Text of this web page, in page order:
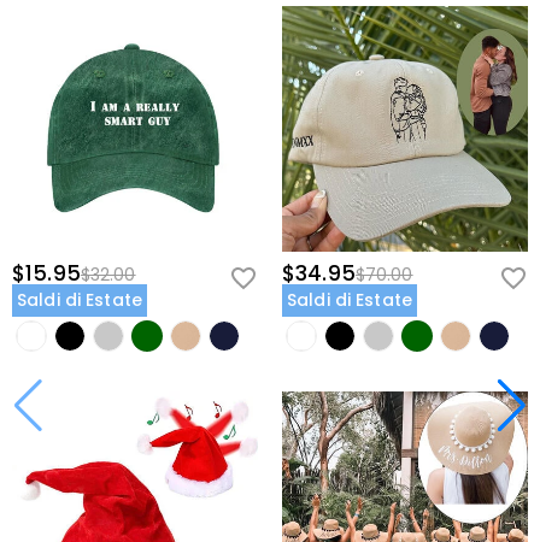
$15.95$32.00
Saldi di Estate
$34.95$70.00
Saldi di Estate